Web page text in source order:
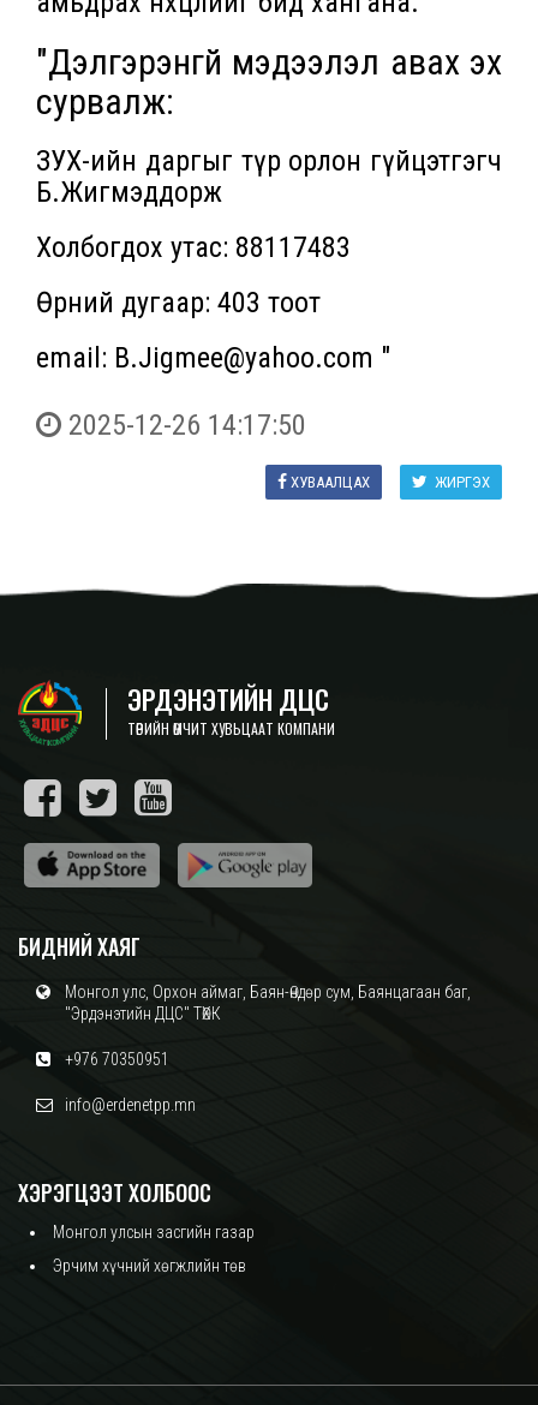
"Дэлгэрэнгүй мэдээлэл авах эх
сурвалж:
ЗУХ-ийн даргыг түр орлон гүйцэтгэгч
Б.Жигмэддорж
Холбогдох утас: 88117483
Өрөөний дугаар: 403 тоот
email: B.Jigmee@yahoo.com "
2025-12-26 14:17:50
ЖИРГЭХ
ХУВААЛЦАХ
ЭРДЭНЭТИЙН ДЦС
ТӨРИЙН ӨМЧИТ ХУВЬЦААТ КОМПАНИ
БИДНИЙ ХАЯГ
Монгол улс, Орхон аймаг, Баян-Өндөр сум, Баянцагаан баг,
"Эрдэнэтийн ДЦС" ТӨХК
+976 70350951
info@erdenetpp.mn
ХЭРЭГЦЭЭТ ХОЛБООС
Монгол улсын засгийн газар
Эрчим хүчний хөгжлийн төв